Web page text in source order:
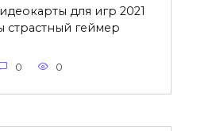
для игр 2021
страстный геймер
0 0